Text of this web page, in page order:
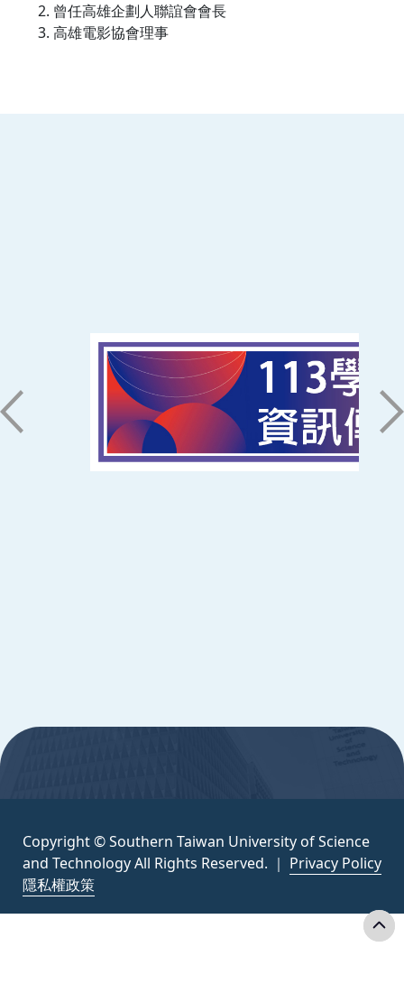
曾任高雄企劃人聯誼會會長
高雄電影協會理事
71005 台南市永康區南台街一號
06-2533131 ext. 7101
ic@stust.edu.tw
辦公時間
Copyright © Southern Taiwan University of Science
and Technology All Rights Reserved. ｜ Privacy Policy
隱私權政策